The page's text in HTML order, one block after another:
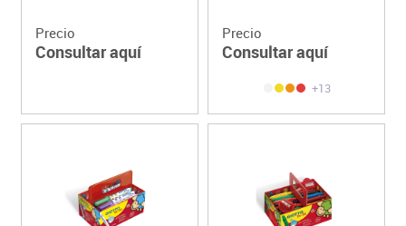
Precio
Consultar aquí
Precio
Consultar aquí
+13